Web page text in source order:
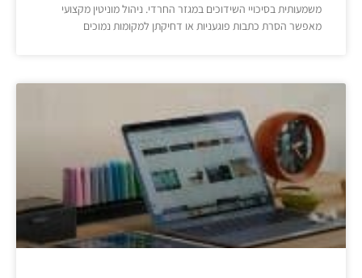
משמעותית בסיכויי השידוכים במגזר החרדי. ניהול מוניטין מקצועי
מאפשר הסרת כתבות פוגעניות או דחיקתן למקומות נמוכים